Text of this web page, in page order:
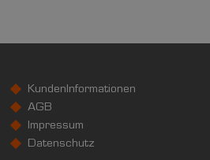
KundenInformationen
AGB
Impressum
Datenschutz